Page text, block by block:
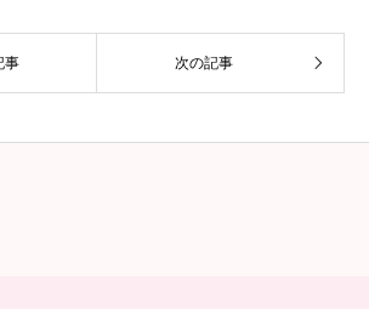
事 次の記事